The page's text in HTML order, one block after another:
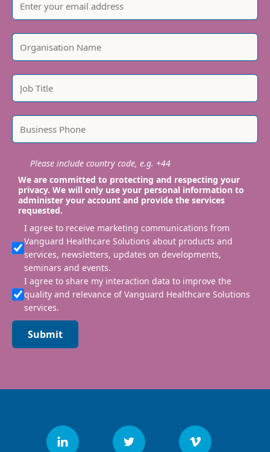
Please include country code, e.g. +44
We are committed to protecting and respecting your
privacy. We will only use your personal information to
administer your account and provide the services
requested.
I agree to receive marketing communications from
Vanguard Healthcare Solutions about products and
services, newsletters, updates on developments,
seminars and events.
I agree to share my interaction data to improve the
quality and relevance of Vanguard Healthcare Solutions
services.
Submit